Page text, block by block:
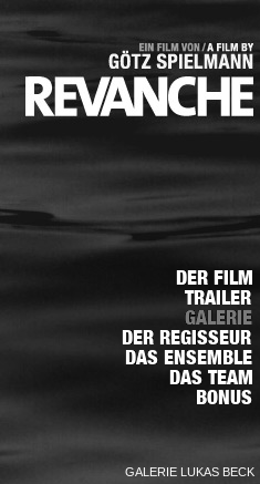
GALERIE LUKAS BECK